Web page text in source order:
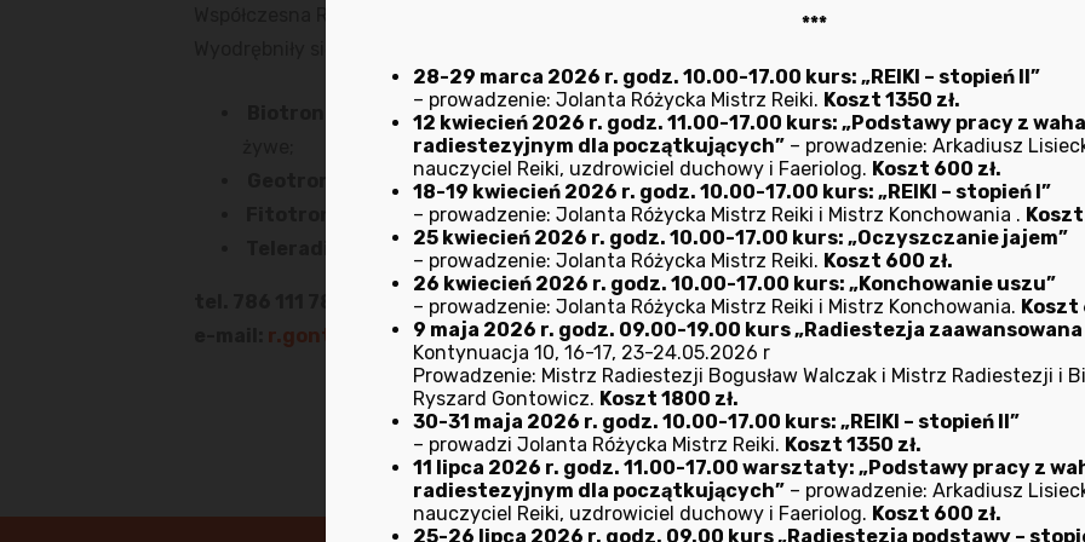
Współczesna Radiestezja, w odróżnieniu od tej uprawianej przez naszych przodków jest bardzo
– zajmująca się badaniem i określaniem skutków działania środowiska, oraz
– czyli lokalizacja i badanie wszelkich anomalii geopatycznych;
– obejmująca wzajemne oddziaływania na człowieka, zwierzęta i rośliny;}
Teleradiestezja
– jako najbardziej intrygująca – obejmuje m. in. poszukiwania na
r.gontowicz@gmail.com
***
28-29 marca 2026 r. godz. 10.00-17.00 kurs: „REIKI – stopień II”
– prowadzenie: Jolanta Różycka Mistrz Reiki. Koszt 1350 zł.
12 kwiecień 2026 r. godz. 11.00-17.00 kurs: „Podstawy pracy z
radiestezyjnym dla początkujących”– prowadzenie: Arkadiusz
nauczyciel Reiki, uzdrowiciel duchowy i Faeriolog. Koszt 600 zł.
18-19 kwiecień 2026 r. godz. 10.00-17.00 kurs: „REIKI – stopień I”
– prowadzenie: Jolanta Różycka Mistrz Reiki i Mistrz Konchowania . Koszt
25 kwiecień 2026 r. godz. 10.00-17.00 kurs: „Oczyszczanie jajem”
– prowadzenie: Jolanta Różycka Mistrz Reiki. Koszt 600 zł.
26 kwiecień 2026 r. godz. 10.00-17.00 kurs: „Konchowanie uszu”
– prowadzenie: Jolanta Różycka Mistrz Reiki i Mistrz Konchowania. Koszt
9 maja 2026 r. godz. 09.00-19.00 kurs „Radiestezja zaawansowana
Kontynuacja 10, 16-17, 23-24.05.2026 r
Prowadzenie: Mistrz Radiestezji Bogusław Walczak i Mistrz Radiestezji i
Ryszard Gontowicz. Koszt 1800 zł.
30-31 maja 2026 r. godz. 10.00-17.00 kurs: „REIKI – stopień II”
– prowadzi Jolanta Różycka Mistrz Reiki. Koszt 1350 zł.
11 lipca 2026 r. godz. 11.00-17.00 warsztaty: „Podstawy pracy z
radiestezyjnym dla początkujących”– prowadzenie: Arkadiusz
nauczyciel Reiki, uzdrowiciel duchowy i Faeriolog. Koszt 600 zł.
25-26 lipca 2026 r. godz. 09.00 kurs „Radiestezja podstawy –